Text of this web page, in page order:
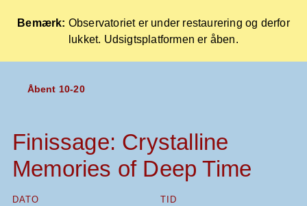
Bemærk: Observatoriet er under restaurering og derfor
lukket. Udsigtsplatformen er åben.
Skip
content
Åbent 10-20
Finissage: Crystalline
Memories of Deep Time
DATO TID